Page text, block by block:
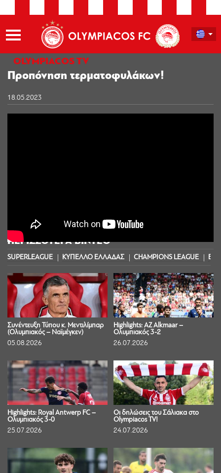
OLYMPIACOS TV
Προπόνηση τερματοφυλάκων!
18.05.2023
ΠΕΡΙΣΣΟΤΕΡΑ ΒΙΝΤΕΟ
SUPERLEAGUE ΚΥΠΕΛΛΟ ΕΛΛΑΔΑΣ CHAMPIONS LEAGUE
Συνέντευξη Τύπου κ. Μεντιλίμπαρ
(Ολυμπιακός – Ναϊμέγκεν)
05.08.2026
Highlights: AZ Alkmaar –
Ολυμπιακός 3-2
26.07.2026
Highlights: Royal Antwerp FC –
Ολυμπιακός 3-0
25.07.2026
Οι δηλώσεις του Σάλιακα στο
Olympiacos TV!
24.07.2026